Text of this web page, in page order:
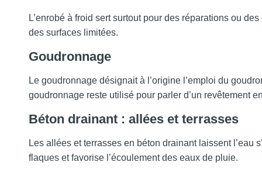
L’enrobé à froid sert surtout pour des réparations ou
des surfaces limitées.
Goudronnage
Le goudronnage désignait à l’origine l’emploi du
goudronnage reste utilisé pour parler d’un revêtement
Béton drainant : allées et terrasses
Les allées et terrasses en béton drainant laissent l’eau
flaques et favorise l’écoulement des eaux de pluie.